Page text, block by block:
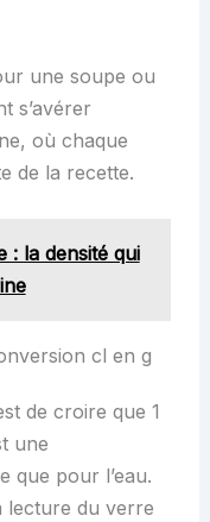
une soupe ou
s’avérer
où chaque
de la recette.
: la densité qui
cl en g
de croire que 1
une
que pour l’eau.
lecture du verre